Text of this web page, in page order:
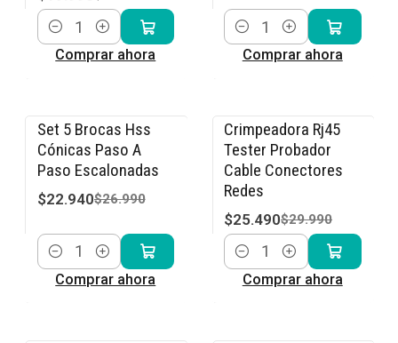
Cantidad
Comprar ahora
Cantidad
Comprar ahora
-15% OFF
Set 5 Brocas Hss
Cónicas Paso A
Paso Escalonadas
$22.940$26.990
Cantidad
Comprar ahora
-15% OFF
Crimpeadora Rj45
Tester Probador
Cable Conectores
Redes
$25.490$29.990
Cantidad
Comprar ahora